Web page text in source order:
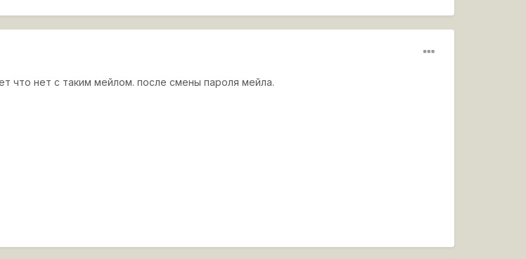
что нет с таким мейлом. после смены пароля мейла.